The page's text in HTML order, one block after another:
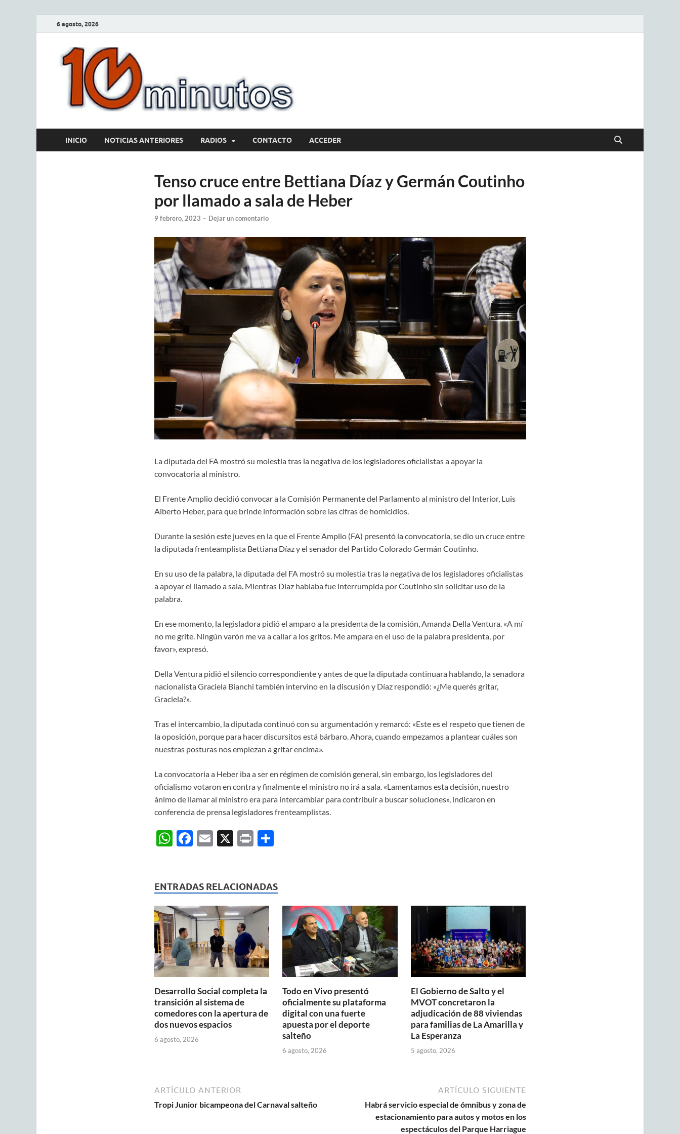
6 agosto, 2026
INICIO NOTICIAS ANTERIORES RADIOS CONTACTO ACCEDER
Tenso cruce entre Bettiana Díaz y Germán Coutinho
por llamado a sala de Heber
9 febrero, 2023 - Dejar un comentario
La diputada del FA mostró su molestia tras la negativa de los legisladores oficialistas a apoyar la
convocatoria al ministro.
El Frente Amplio decidió convocar a la Comisión Permanente del Parlamento al ministro del Interior, Luis
Alberto Heber, para que brinde información sobre las cifras de homicidios.
Durante la sesión este jueves en la que el Frente Amplio (FA) presentó la convocatoria, se dio un cruce entre
la diputada frenteamplista Bettiana Díaz y el senador del Partido Colorado Germán Coutinho.
En su uso de la palabra, la diputada del FA mostró su molestia tras la negativa de los legisladores oficialistas
a apoyar el llamado a sala. Mientras Díaz hablaba fue interrumpida por Coutinho sin solicitar uso de la
palabra.
En ese momento, la legisladora pidió el amparo a la presidenta de la comisión, Amanda Della Ventura. «A mí
no me grite. Ningún varón me va a callar a los gritos. Me ampara en el uso de la palabra presidenta, por
favor», expresó.
Della Ventura pidió el silencio correspondiente y antes de que la diputada continuara hablando, la senadora
nacionalista Graciela Bianchi también intervino en la discusión y Díaz respondió: «¿Me querés gritar,
Graciela?».
Tras el intercambio, la diputada continuó con su argumentación y remarcó: «Este es el respeto que tienen de
la oposición, porque para hacer discursitos está bárbaro. Ahora, cuando empezamos a plantear cuáles son
nuestras posturas nos empiezan a gritar encima».
La convocatoria a Heber iba a ser en régimen de comisión general, sin embargo, los legisladores del
oficialismo votaron en contra y finalmente el ministro no irá a sala. «Lamentamos esta decisión, nuestro
ánimo de llamar al ministro era para intercambiar para contribuir a buscar soluciones», indicaron en
conferencia de prensa legisladores frenteamplistas.
W
s
A
p
p
F
b
o
o
k
E X P C
p
ar
ti
ENTRADAS RELACIONADAS
Desarrollo Social completa la
transición al sistema de
comedores con la apertura de
dos nuevos espacios
6 agosto, 2026
Todo en Vivo presentó
oficialmente su plataforma
digital con una fuerte
apuesta por el deporte
salteño
6 agosto, 2026
El Gobierno de Salto y el
MVOT concretaron la
adjudicación de 88 viviendas
para familias de La Amarilla y
La Esperanza
5 agosto, 2026
ARTÍCULO ANTERIOR
Tropi Junior bicampeona del Carnaval salteño
ARTÍCULO SIGUIENTE
Habrá servicio especial de ómnibus y zona de
estacionamiento para autos y motos en los
espectáculos del Parque Harriague